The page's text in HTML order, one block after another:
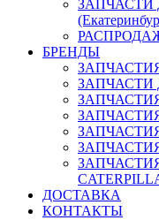
ЗАПЧАСТИ
БРЕНДЫ
ЗАПЧАСТИ
ДОСТАВКА
КОНТАКТЫ